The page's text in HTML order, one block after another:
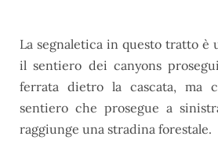
La segnaletica in questo tratto è
il sentiero dei canyons
ferrata dietro la cascata, ma
sentiero che prosegue a
raggiunge una stradina forestale.